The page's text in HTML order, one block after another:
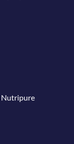
Nutripure